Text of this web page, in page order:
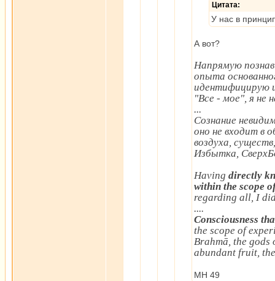
Цитата:
У нас в
А вот?
Напрямую
опыта
идентифицирую
"Все - мое", я не
...
Сознание
оно не входит в
воздуха,
Избытка,
Having directly
within the scope
regarding all, I
....
Consciousness
the scope of
Brahmā, the gods
abundant fruit,
МН 49